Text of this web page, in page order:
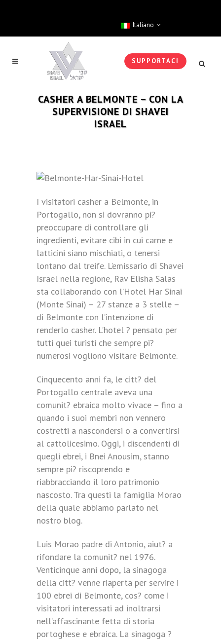
Italiano
SUPPORTACI
CASHER A BELMONTE – CON LA
SUPERVISIONE DI SHAVEI
ISRAEL
I visitatori casher a Belmonte, in
Portogallo, non si dovranno pi?
preoccupare di controllare gli
ingredienti, evitare cibi in cui carne e
latticini siano mischiati, o tenersi
lontano dal treife. L’emissario di Shavei
Israel nella regione, Rav Elisha Salas
sta collaborando con l’Hotel Har Sinai
(Monte Sinai) – 27 stanze a 3 stelle –
di Belmonte con l’intenzione di
renderlo casher. L’hotel ? pensato per
tutti quei turisti che sempre pi?
numerosi vogliono visitare Belmonte.
Cinquecento anni fa, le citt? del
Portogallo centrale aveva una
comunit? ebraica molto vivace – fino a
quando i suoi membri non vennero
costretti a nascondersi o a convertirsi
al cattolicesimo. Oggi, i discendenti di
quegli ebrei, i Bnei Anousim, stanno
sempre pi? riscoprendo e
riabbracciando il loro patrimonio
nascosto. Tra questi la famiglia Morao
della quale abbiamo parlato nel
nostro blog.
Luis Morao padre di Antonio, aiut? a
rifondare la comunit? nel 1976.
Venticinque anni dopo, la sinagoga
della citt? venne riaperta per servire i
100 ebrei di Belmonte, cos? come i
visitatori interessati ad inoltrarsi
nell’affascinante fetta di storia
portoghese e ebraica. La sinagoga ?